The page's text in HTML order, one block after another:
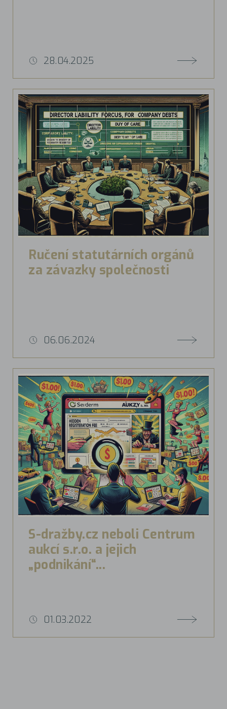
28.04.2025
Ručení statutárních orgánů
za závazky společnosti
06.06.2024
S-dražby.cz neboli Centrum
aukcí s.r.o. a jejich
„podnikání“...
01.03.2022